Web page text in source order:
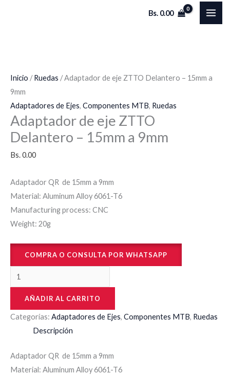
Bs. 0.00
Inicio /Ruedas / Adaptador de eje ZTTO Delantero – 15mm a
9mm
Adaptadores de Ejes, Componentes MTB, Ruedas
Adaptador de eje ZTTO
Delantero – 15mm a 9mm
Bs.0.00
Adaptador QR de 15mm a 9mm
Material: Aluminum Alloy 6061-T6
Manufacturing process: CNC
Weight: 20g
COMPRA O CONSULTA POR WHATSAPP
-
15mm
a
9mm
cantidad
AÑADIR AL CARRITO
Categorías: Adaptadores de Ejes, Componentes MTB, Ruedas
Descripción
Adaptador QR de 15mm a 9mm
Material: Aluminum Alloy 6061-T6